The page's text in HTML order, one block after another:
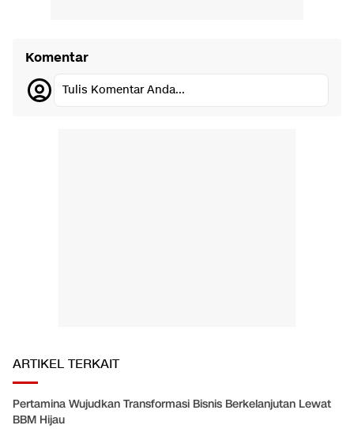
Komentar
Tulis Komentar Anda...
ARTIKEL TERKAIT
Pertamina Wujudkan Transformasi Bisnis Berkelanjutan Lewat
BBM Hijau